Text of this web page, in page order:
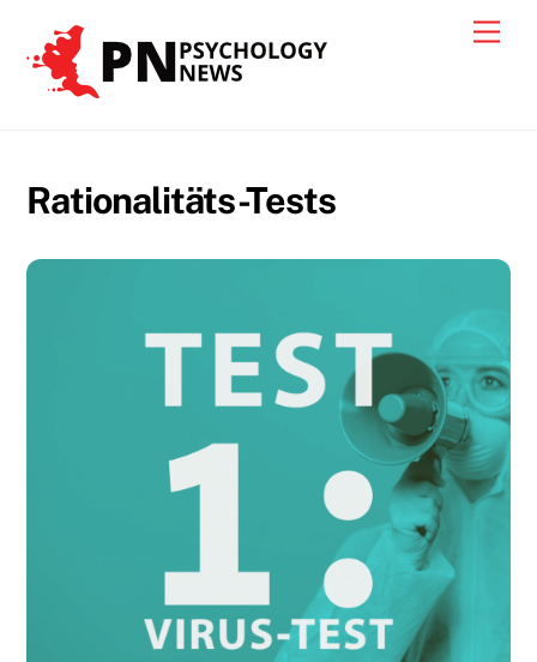
content
Rationalitäts-Tests